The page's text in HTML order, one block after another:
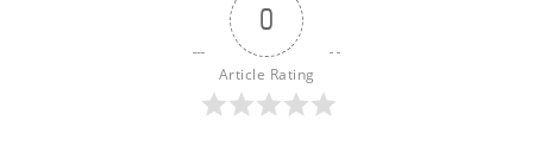
0
Article Rating